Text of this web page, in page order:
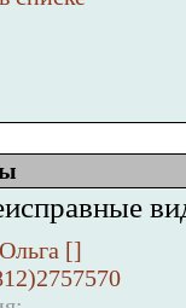
Ольга []